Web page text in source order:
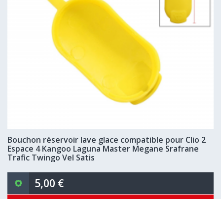
Bouchon réservoir lave glace compatible pour Clio 2
Espace 4 Kangoo Laguna Master Megane Srafrane
Trafic Twingo Vel Satis
5,00 €